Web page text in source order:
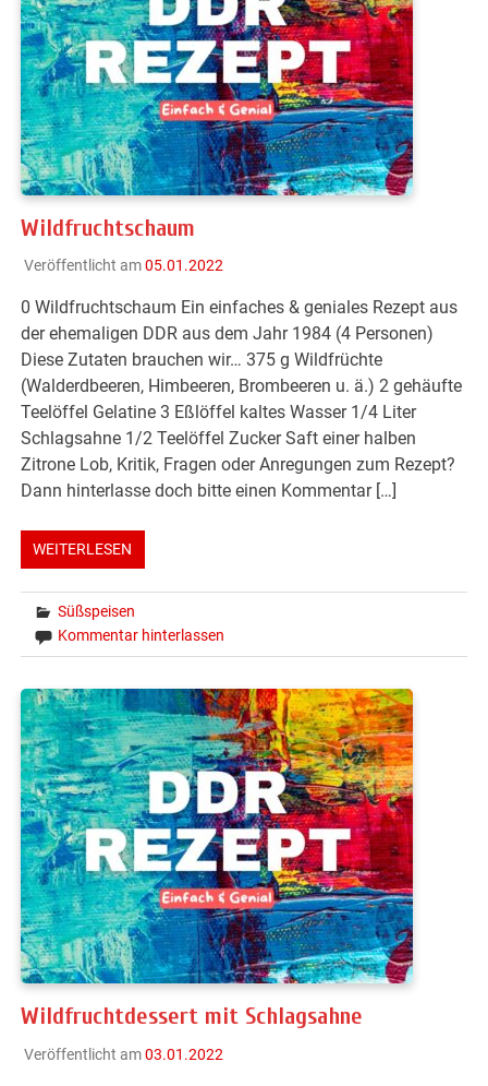
Wildfruchtschaum
Veröffentlicht am05.01.2022
0 Wildfruchtschaum Ein einfaches & geniales Rezept aus
der ehemaligen DDR aus dem Jahr 1984 (4 Personen)
Diese Zutaten brauchen wir… 375 g Wildfrüchte
(Walderdbeeren, Himbeeren, Brombeeren u. ä.) 2 gehäufte
Teelöffel Gelatine 3 Eßlöffel kaltes Wasser 1/4 Liter
Schlagsahne 1/2 Teelöffel Zucker Saft einer halben
Zitrone Lob, Kritik, Fragen oder Anregungen zum Rezept?
Dann hinterlasse doch bitte einen Kommentar […]
WEITERLESEN
Süßspeisen
Kommentar hinterlassen
Wildfruchtdessert mit Schlagsahne
Veröffentlicht am03.01.2022